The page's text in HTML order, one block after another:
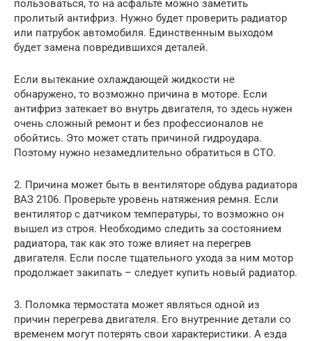
пользоваться, то на асфальте можно заметить
пролитый антифриз. Нужно будет проверить радиатор
или патрубок автомобиля. Единственным выходом
будет замена повредившихся деталей.
Если вытекание охлаждающей жидкости не
обнаружено, то возможно причина в моторе. Если
антифриз затекает во внутрь двигателя, то здесь нужен
очень сложный ремонт и без профессионалов не
обойтись. Это может стать причиной гидроудара.
Поэтому нужно незамедлительно обратиться в СТО.
2. Причина может быть в вентиляторе обдува радиатора
ВАЗ 2106. Проверьте уровень натяжения ремня. Если
вентилятор с датчиком температуры, то возможно он
вышел из строя. Необходимо следить за состоянием
радиатора, так как это тоже влияет на перегрев
двигателя. Если после тщательного ухода за ним мотор
продолжает закипать – следует купить новый радиатор.
3. Поломка термостата может являться одной из
причин перегрева двигателя. Его внутренние детали со
временем могут потерять свои характеристики. А езда